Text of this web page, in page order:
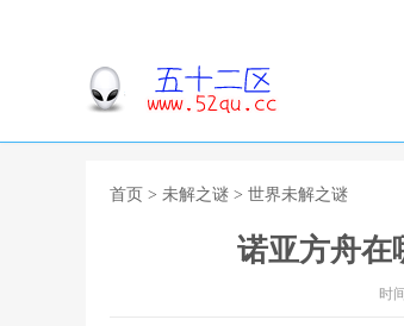
首页 > 未解之谜 > 世界未解之谜
诺亚方舟在
时